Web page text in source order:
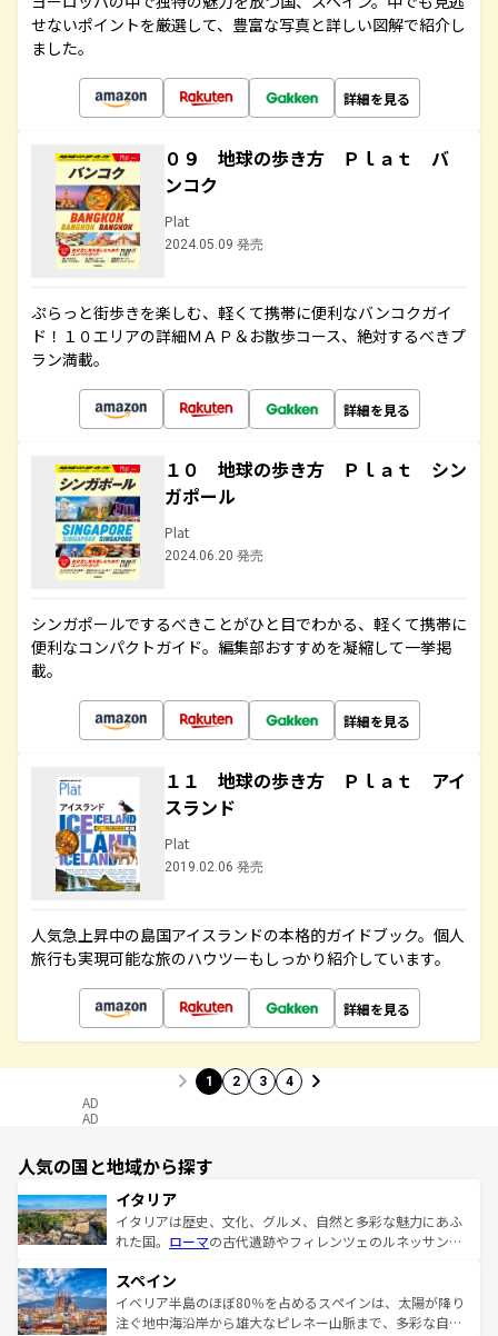
せないポイントを厳選して、豊富な写真と詳しい図解で紹介し
ました。
詳細を見る
０９ 地球の歩き方 Ｐｌａｔ バ
ンコク
Plat
2024.05.09 発売
ぷらっと街歩きを楽しむ、軽くて携帯に便利なバンコクガイ
ド！１０エリアの詳細ＭＡＰ＆お散歩コース、絶対するべきプ
ラン満載。
詳細を見る
１０ 地球の歩き方 Ｐｌａｔ シン
ガポール
Plat
2024.06.20 発売
シンガポールでするべきことがひと目でわかる、軽くて携帯に
便利なコンパクトガイド。編集部おすすめを凝縮して一挙掲
載。
詳細を見る
１１ 地球の歩き方 Ｐｌａｔ アイ
スランド
Plat
2019.02.06 発売
人気急上昇中の島国アイスランドの本格的ガイドブック。個人
旅行も実現可能な旅のハウツーもしっかり紹介しています。
詳細を見る
1 2 3 4
AD
AD
人気の国と地域から探す
イタリア
イタリアは歴史、文化、グルメ、自然と多彩な魅力にあふ
れた国。 ローマの古代遺跡やフィレンツェのルネッサンス
ろん、トスカーナの美しい田園風景やアマルフィ海岸の絶
景など、自然景観も見逃せない。観光の合間には、本場の
ピザやパスタなど、絶品のイタリア料理を堪能することも
スペイン
イベリア半島のほぼ80％を占めるスペインは、太陽が降り
注ぐ地中海沿岸から雄大なピレネー山脈まで、多彩な自然